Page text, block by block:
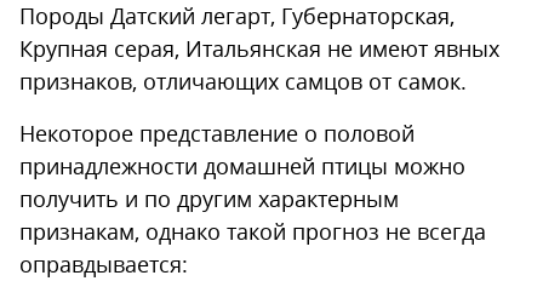
Породы Датский легарт, Губернаторская,
Крупная серая, Итальянская не имеют явных
признаков, отличающих самцов от самок.
Некоторое представление о половой
принадлежности домашней птицы можно
получить и по другим характерным
признакам, однако такой прогноз не всегда
оправдывается: